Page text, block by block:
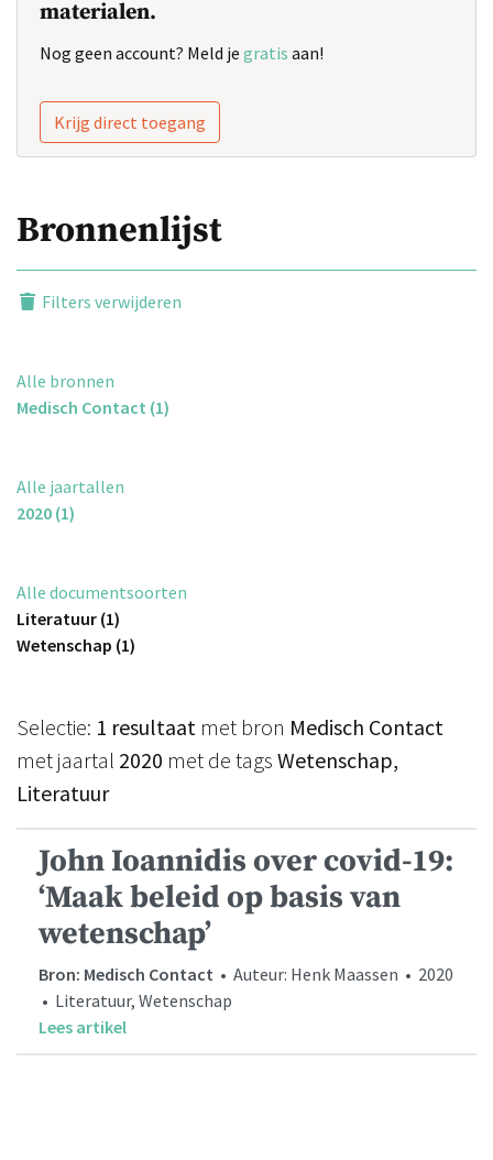
materialen.
Nog geen account? Meld je gratis aan!
Krijg direct toegang
Bronnenlijst
Filters verwijderen
Alle bronnen
Medisch Contact (1)
Alle jaartallen
2020 (1)
Alle documentsoorten
Literatuur (1)
Wetenschap (1)
Selectie: 1 resultaat met bron Medisch Contact
met jaartal 2020 met de tags Wetenschap,
Literatuur
John Ioannidis over covid-19:
‘Maak beleid op basis van
wetenschap’
Bron: Medisch Contact • Auteur: Henk Maassen • 2020
• Literatuur, Wetenschap
Lees artikel